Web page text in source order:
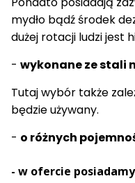
mydło bądź środek
dużej rotacji ludzi jest
- wykonane ze stali
Tutaj wybór także
będzie używany.
- o różnych
- w ofercie